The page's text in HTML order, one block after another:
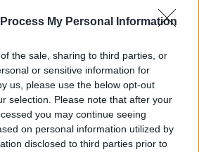
My Personal Information
the sale, sharing to third parties, or
or sensitive information for
us, please use the below opt-out
selection. Please note that after your
you may continue seeing
on personal information utilized by
disclosed to third parties prior to